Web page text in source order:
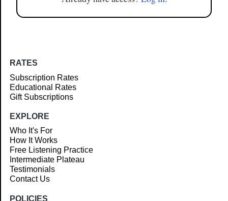
RATES
Subscription Rates
Educational Rates
Gift Subscriptions
EXPLORE
Who It's For
How It Works
Free Listening Practice
Intermediate Plateau
Testimonials
Contact Us
POLICIES